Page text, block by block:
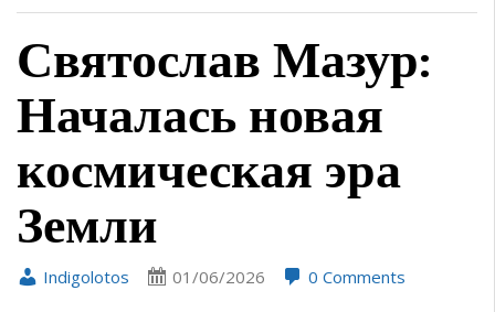
Святослав Мазур:
Началась новая
космическая эра
Земли
Indigolotos 01/06/2026 0 Comments